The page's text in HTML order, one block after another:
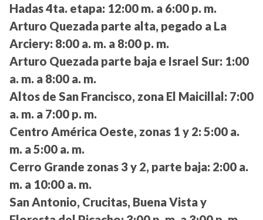
Hadas 4ta. etapa: 12:00 m. a 6:00 p. m.
Arturo Quezada parte alta, pegado a La
Arciery: 8:00 a. m. a 8:00 p. m.
Arturo Quezada parte baja e Israel Sur: 1:00
a. m. a 8:00 a. m.
Altos de San Francisco, zona El Maicillal: 7:00
a. m. a 7:00 p. m.
Centro América Oeste, zonas 1 y 2: 5:00 a.
m. a 5:00 a. m.
Cerro Grande zonas 3 y 2, parte baja: 2:00 a.
m. a 10:00 a. m.
San Antonio, Crucitas, Buena Vista y